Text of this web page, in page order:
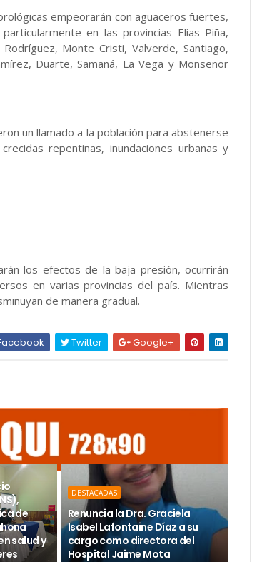
empeorarán con aguaceros fuertes,
en las provincias Elías Piña,
Monte Cristi, Valverde, Santiago,
Duarte, Samaná, La Vega y Monseñor
un llamado a la población para abstenerse
repentinas, inundaciones urbanas y
los efectos de la baja presión, ocurrirán
en varias provincias del país. Mientras
de manera gradual.
Twitter Google+
de
salud y
DESTACADAS
Renuncia la Dra. Graciela
Isabel Lafontaine Díaz a su
cargo como directora del
Hospital Jaime Mota